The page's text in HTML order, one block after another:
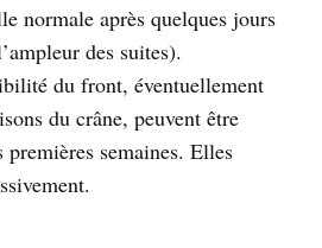
normale après quelques jours
des suites).
du front, éventuellement
du crâne, peuvent être
premières semaines. Elles